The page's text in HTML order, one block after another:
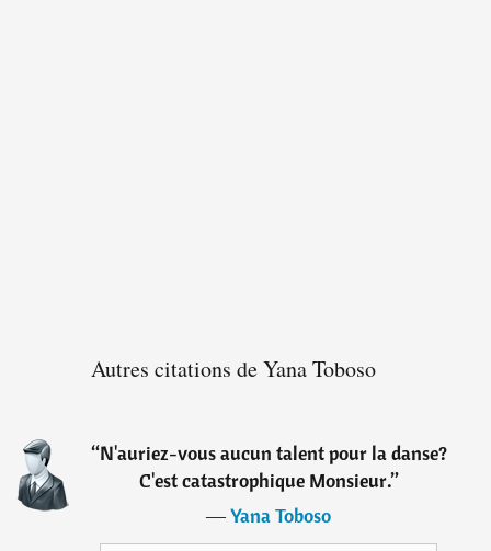
Autres citations de Yana Toboso
“N'auriez-vous aucun talent pour la danse?
C'est catastrophique Monsieur.”
―Yana Toboso